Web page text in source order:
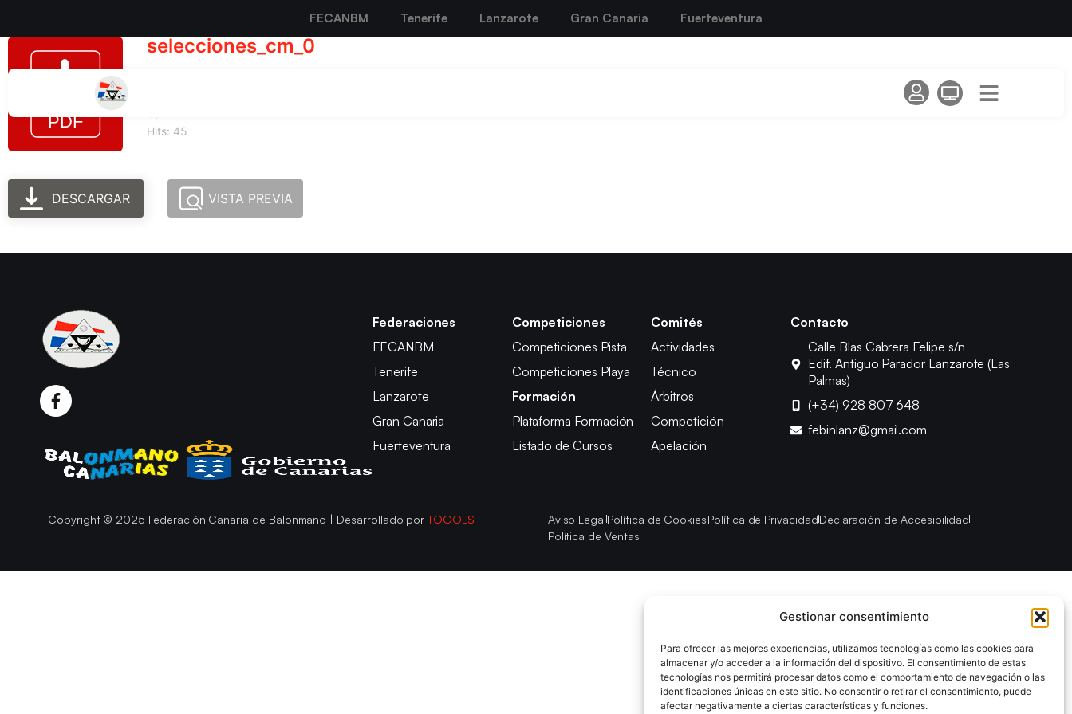
Gestionar consentimiento
Para ofrecer las mejores experiencias, utilizamos tecnologías como las cookies para
almacenar y/o acceder a la información del dispositivo. El consentimiento de estas
tecnologías nos permitirá procesar datos como el comportamiento de navegación o las
identificaciones únicas en este sitio. No consentir o retirar el consentimiento, puede
afectar negativamente a ciertas características y funciones.
FECANBM Tenerife Lanzarote Gran Canaria Fuerteventura
selecciones_cm_0
Hits: 45
DESCARGAR VISTA PREVIA
Federaciones
FECANBM
Tenerife
Lanzarote
Gran Canaria
Fuerteventura
Competiciones
Competiciones Pista
Competiciones Playa
Formación
Plataforma Formación
Listado de Cursos
Comités
Actividades
Técnico
Árbitros
Competición
Apelación
Contacto
Calle Blas Cabrera Felipe s/n
Edif. Antiguo Parador Lanzarote (Las
Palmas)
(+34) 928 807 648
febinlanz@gmail.com
Copyright © 2025 Federación Canaria de Balonmano | Desarrollado porTOOOLS Aviso LegalPolítica de CookiesPolítica de PrivacidadDeclaración de Accesibilidad
Política de Ventas